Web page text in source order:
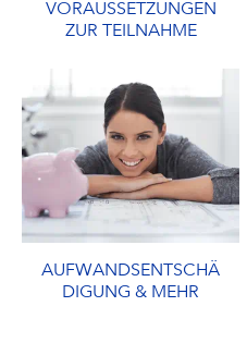
VORAUSSETZUNGEN
ZUR TEILNAHME
AUFWANDSENTSCHÄ
DIGUNG & MEHR